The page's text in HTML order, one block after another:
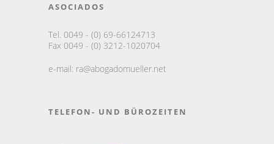
ASOCIADOS
Tel. 0049 - (0) 69-66124713
Fax 0049 - (0) 3212-1020704
e-mail: ra@abogadomueller.net
TELEFON- UND BÜROZEITEN